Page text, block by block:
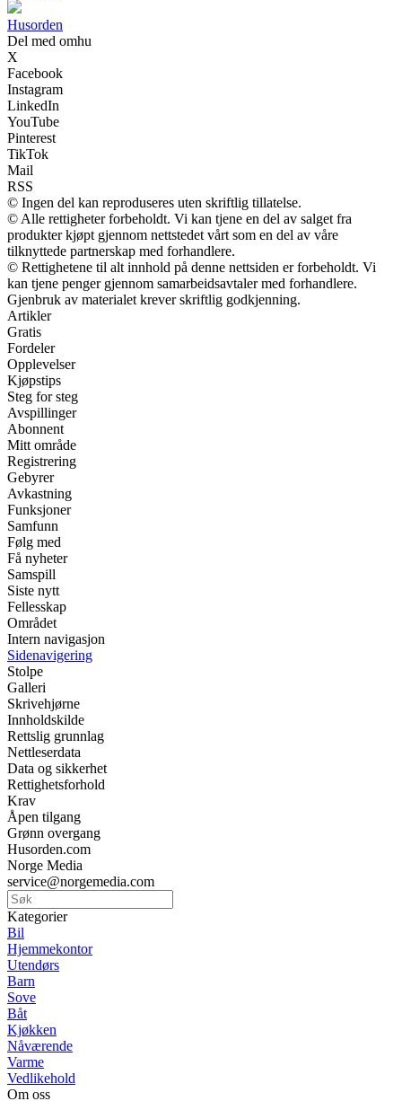
Husorden
Del med omhu
X
Facebook
Instagram
LinkedIn
YouTube
Pinterest
TikTok
Mail
RSS
© Ingen del kan reproduseres uten skriftlig tillatelse.
© Alle rettigheter forbeholdt. Vi kan tjene en del av salget fra
produkter kjøpt gjennom nettstedet vårt som en del av våre
tilknyttede partnerskap med forhandlere.
© Rettighetene til alt innhold på denne nettsiden er forbeholdt. Vi
kan tjene penger gjennom samarbeidsavtaler med forhandlere.
Gjenbruk av materialet krever skriftlig godkjenning.
Artikler
Gratis
Fordeler
Opplevelser
Kjøpstips
Steg for steg
Avspillinger
Abonnent
Mitt område
Registrering
Gebyrer
Avkastning
Funksjoner
Samfunn
Følg med
Få nyheter
Samspill
Siste nytt
Fellesskap
Området
Intern navigasjon
Sidenavigering
Stolpe
Galleri
Skrivehjørne
Innholdskilde
Rettslig grunnlag
Nettleserdata
Data og sikkerhet
Rettighetsforhold
Krav
Åpen tilgang
Grønn overgang
Husorden.com
Norge Media
service@norgemedia.com
Kategorier
Bil
Hjemmekontor
Utendørs
Barn
Sove
Båt
Kjøkken
Nåværende
Varme
Vedlikehold
Om oss